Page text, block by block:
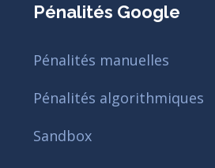
Pénalités Google
Pénalités manuelles
Pénalités algorithmiques
Sandbox